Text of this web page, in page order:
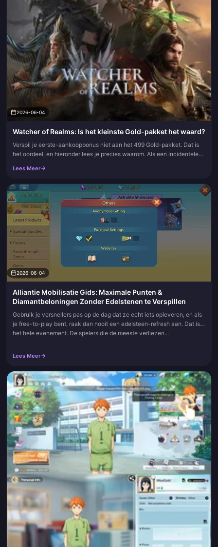
2026-06-04
Watcher of Realms: Is het kleinste Gold-pakket het waard?
Verspil je eerste-aankoopbonus niet aan het 499 Gold-pakket. Dat is
het oordeel, en hieronder lees je precies waarom. Als een incidentele
Lees Meer
2026-06-04
Alliantie Mobilisatie Gids: Maximale Punten &
Diamantbeloningen Zonder Edelstenen te Verspillen
Gebruik je versnellers pas op de dag dat ze echt iets opleveren, en als
je free-to-play bent, raak dan nooit een edelsteen-refresh aan. Dat is
het hele evenement. De spelers die de meeste verliezen...
Lees Meer